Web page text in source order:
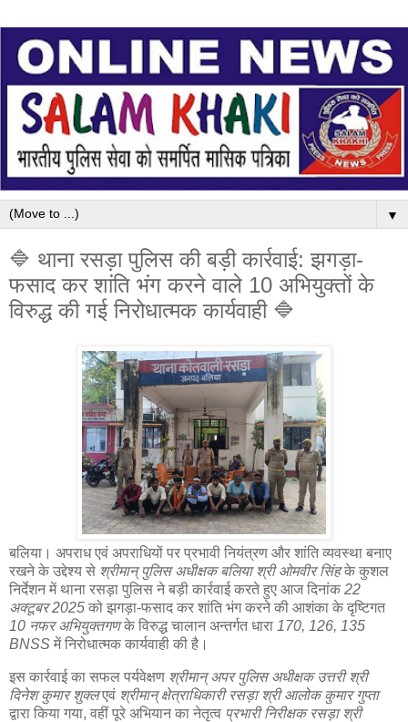
▼
🔷 थाना रसड़ा पुलिस की बड़ी कार्रवाई: झगड़ा-
फसाद कर शांति भंग करने वाले 10 अभियुक्तों के
विरुद्ध की गई निरोधात्मक कार्यवाही 🔷
बलिया। अपराध एवं अपराधियों पर प्रभावी नियंत्रण और शांति व्यवस्था बनाए
रखने के उद्देश्य से श्रीमान् पुलिस अधीक्षक बलिया श्री ओमवीर सिंहके कुशल
निर्देशन में थाना रसड़ा पुलिस ने बड़ी कार्रवाई करते हुए आज दिनांक 22
अक्टूबर 2025 को झगड़ा-फसाद कर शांति भंग करने की आशंका के दृष्टिगत
10 नफर अभियुक्तगणके विरुद्ध चालान अन्तर्गत धारा 170, 126, 135
BNSS में निरोधात्मक कार्यवाही की है।
इस कार्रवाई का सफल पर्यवेक्षण श्रीमान् अपर पुलिस अधीक्षक उत्तरी श्री
दिनेश कुमार शुक्लएवं श्रीमान् क्षेत्राधिकारी रसड़ा श्री आलोक कुमार गुप्ता
द्वारा किया गया, वहीं पूरे अभियान का नेतृत्व प्रभारी निरीक्षक रसड़ा श्री